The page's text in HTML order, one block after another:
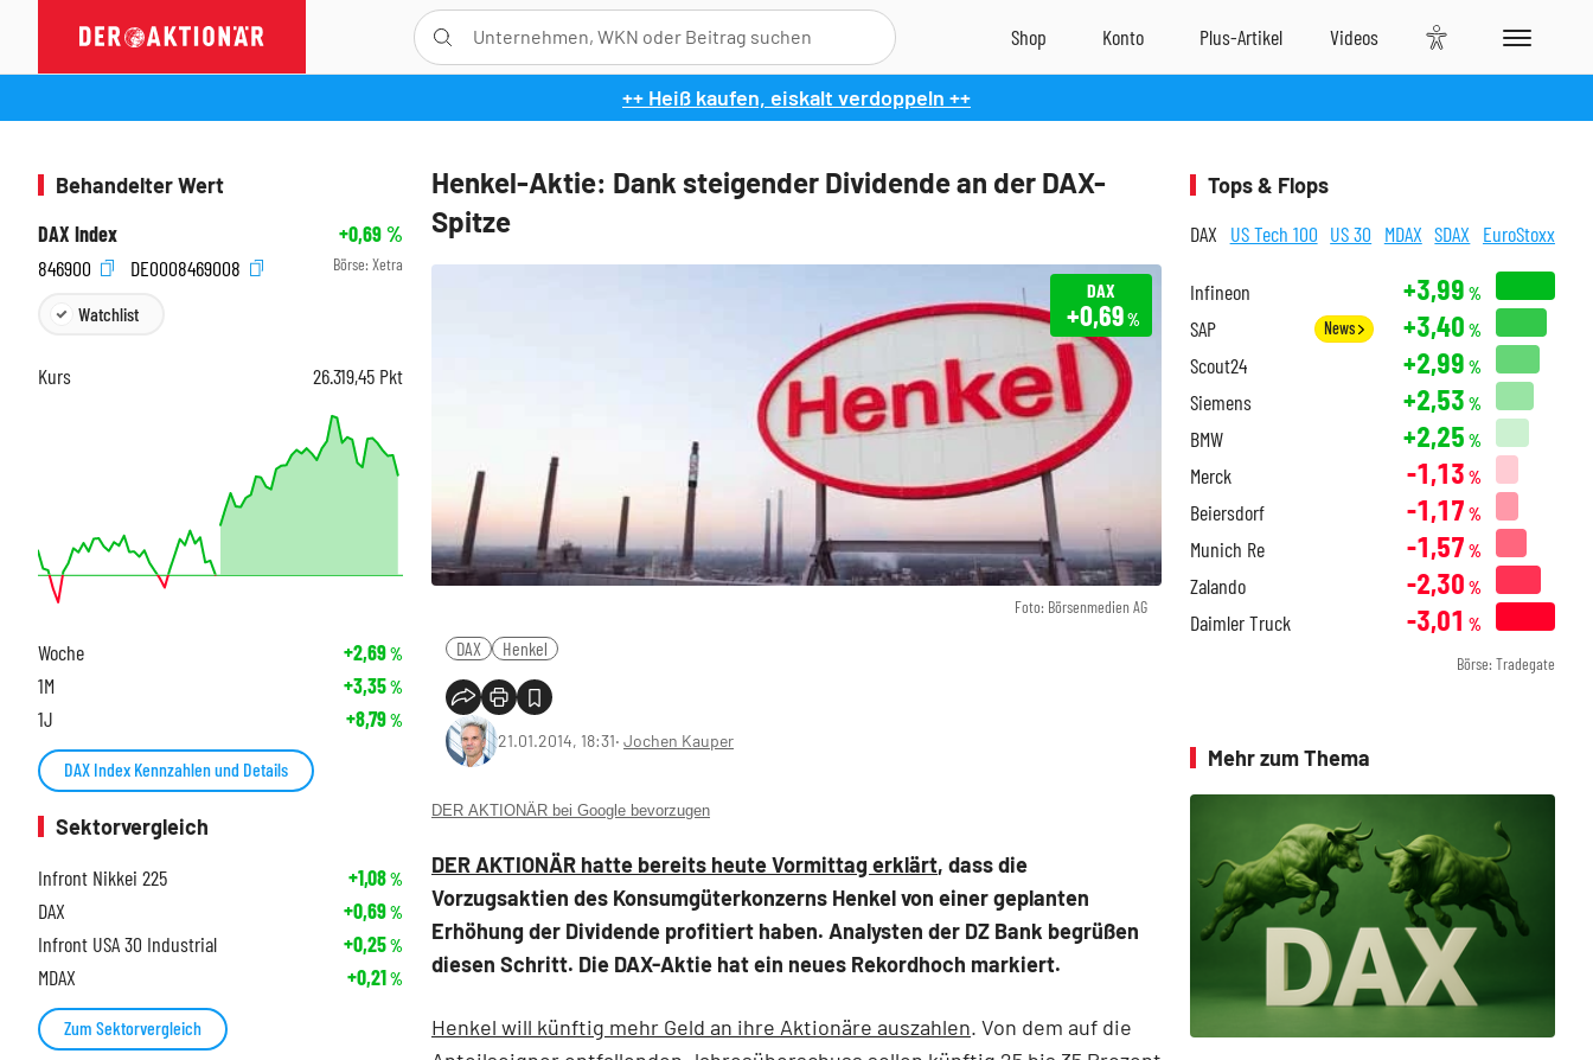
++ Heiß kaufen, eiskalt verdoppeln ++
Henkel-Aktie: Dank steigender Dividende an der DAX-
Spitze
Foto: Börsenmedien AG
DAX
+0,69%
DAX Henkel
21.01.2014, 18:31‧ Jochen Kauper
DER AKTIONÄR bei Google bevorzugen
DER AKTIONÄR hatte bereits heute Vormittag erklärt, dass die
Vorzugsaktien des Konsumgüterkonzerns Henkel von einer geplanten
Erhöhung der Dividende profitiert haben. Analysten der DZ Bank begrüßen
diesen Schritt. Die DAX-Aktie hat ein neues Rekordhoch markiert.
Henkel will künftig mehr Geld an ihre Aktionäre auszahlen. Von dem auf die
Behandelter Wert
DAX Index
+0,69%
846900
DE0008469008 Börse: Xetra
Watchlist
Kurs 26.319,45 Pkt
Woche +2,69%
1M +3,35%
1J +8,79%
DAX Index Kennzahlen und Details
Sektorvergleich
Infront Nikkei 225
+1,08%
DAX +0,69%
Infront USA 30 Industrial +0,25%
MDAX +0,21%
Zum Sektorvergleich
Tops & Flops
DAX US Tech 100 US 30 MDAX SDAX EuroStoxx
Infineon +3,99 %
SAP News +3,40 %
Scout24 +2,99 %
Siemens +2,53 %
BMW +2,25 %
Merck -1,13 %
Beiersdorf -1,17 %
Munich Re -1,57 %
Zalando -2,30 %
Daimler Truck -3,01 %
Börse: Tradegate
Mehr zum Thema